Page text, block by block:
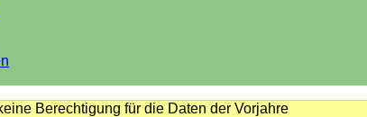
Berechtigung für die Daten der Vorjahre